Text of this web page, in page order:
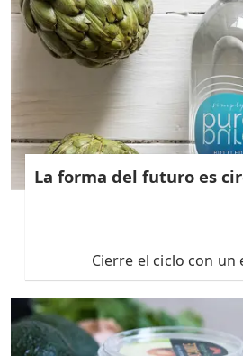
La forma del futuro es
Cierre el ciclo con